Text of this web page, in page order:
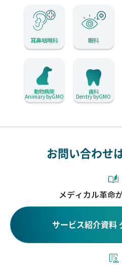
耳鼻咽喉科 眼科
動物病院
Animary byGMO
歯科
Dentry byGMO
お問い合わせ
メディカル革命
サービス紹介資料